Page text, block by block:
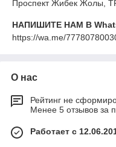
Проспект Жибек Жолы,
НАПИШИТЕ НАМ В
https://wa.me/
О нас
Рейтинг не
Менее 5 отзывов за
Работает с